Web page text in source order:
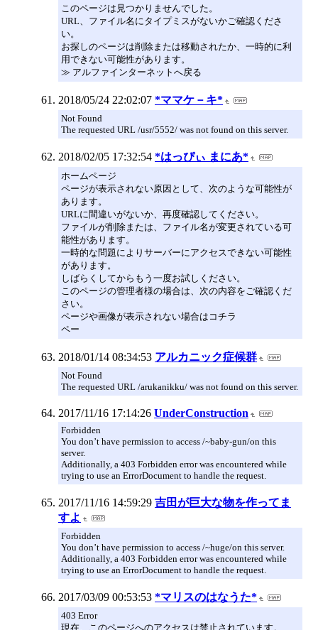
このページは見つかりませんでした。
URL、ファイル名にタイプミスがないかご確認くださ
い。
お探しのページは削除または移動されたか、一時的に利
用できない可能性があります。
≫ アルファインターネットへ戻る
2018/05/24 22:02:07 *ママケ－キ*
Not Found
The requested URL /usr/5552/ was not found on this server.
2018/02/05 17:32:54 *はっぴぃ まにあ*
ホームページ
ページが表示されない原因として、次のような可能性が
あります。
URLに間違いがないか、再度確認してください。
ファイルが削除または、ファイル名が変更されている可
能性があります。
一時的な問題によりサーバーにアクセスできない可能性
があります。
しばらくしてからもう一度お試しください。
このページの管理者様の場合は、次の内容をご確認くだ
さい。
ページや画像が表示されない場合はコチラ
ペー
2018/01/14 08:34:53 アルカニック症候群
Not Found
The requested URL /arukanikku/ was not found on this server.
2017/11/16 17:14:26 UnderConstruction
Forbidden
You don’t have permission to access /~baby-gun/on this
server.
Additionally, a 403 Forbidden error was encountered while
trying to use an ErrorDocument to handle the request.
2017/11/16 14:59:29 吉田が巨大な物を作ってま
すよ
Forbidden
You don’t have permission to access /~huge/on this server.
Additionally, a 403 Forbidden error was encountered while
trying to use an ErrorDocument to handle the request.
2017/03/09 00:53:53 *マリスのはなうた*
403 Error
現在、このページへのアクセスは禁止されています。